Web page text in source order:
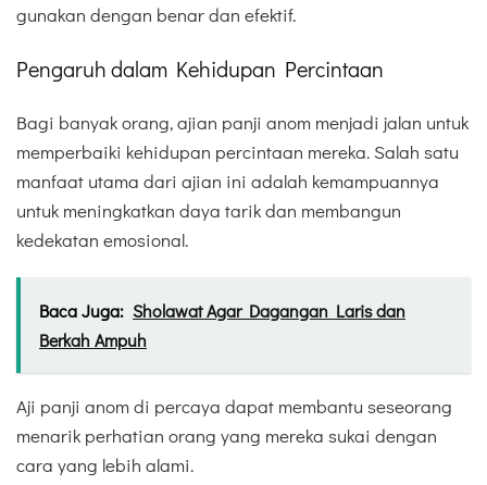
gunakan dengan benar dan efektif.
Pengaruh dalam Kehidupan Percintaan
Bagi banyak orang, ajian panji anom menjadi jalan untuk
memperbaiki kehidupan percintaan mereka. Salah satu
manfaat utama dari ajian ini adalah kemampuannya
untuk meningkatkan daya tarik dan membangun
kedekatan emosional.
Baca Juga: Sholawat Agar Dagangan Laris dan
Berkah Ampuh
Aji panji anom di percaya dapat membantu seseorang
menarik perhatian orang yang mereka sukai dengan
cara yang lebih alami.